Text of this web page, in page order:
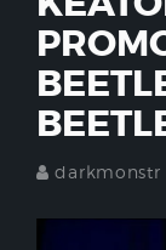
darkmonstr